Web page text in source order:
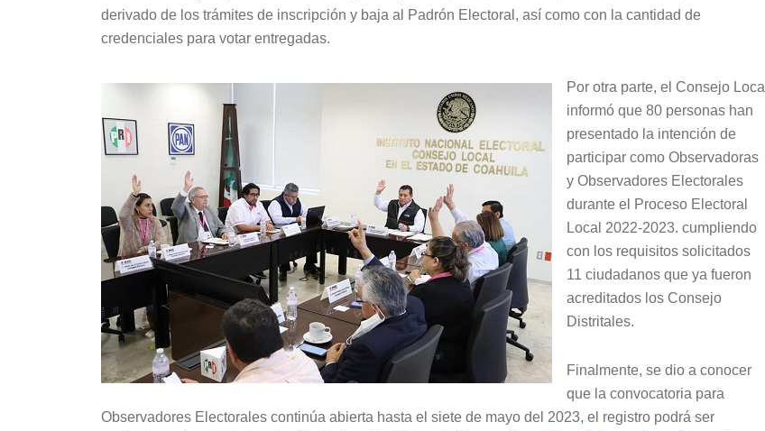
derivado de los trámites de inscripción y baja al Padrón Electoral, así como con la cantidad de
credenciales para votar entregadas.
Por otra parte, el Consejo Local
informó que 80 personas han
presentado la intención de
participar como Observadoras
y Observadores Electorales
durante el Proceso Electoral
Local 2022-2023. cumpliendo
con los requisitos solicitados
11 ciudadanos que ya fueron
acreditados los Consejo
Distritales.
Finalmente, se dio a conocer
que la convocatoria para
Observadores Electorales continúa abierta hasta el siete de mayo del 2023, el registro podrá ser